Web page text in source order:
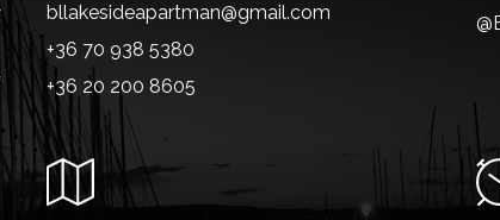
bllakesideapartman@gmail.com
+36 70 938 5380
+36 20 200 8605